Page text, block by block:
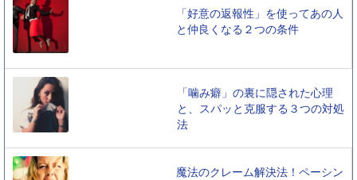
「好意の返報性」を使ってあの人
と仲良くなる２つの条件
「噛み癖」の裏に隠された心理
と、スパッと克服する３つの対処
法
魔法のクレーム解決法！ペーシン